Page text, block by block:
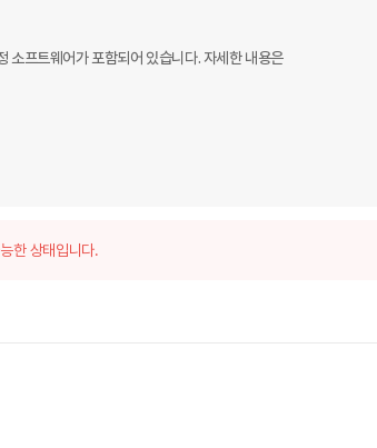
프트웨어가 포함되어 있습니다. 자세한 내용은
한 상태입니다.